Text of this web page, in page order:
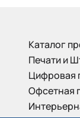
Каталог
Печати и
Цифровая
Офсетная